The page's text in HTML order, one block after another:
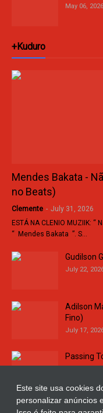
Este site usa cookies
personalizar anúncios
May 06, 2026
+Kuduro
Mendes Bakata -
no Beats)
Clemente - July 31, 2026
ESTÁ NA CLENIO MUZIIK:
“ Mendes Bakata ”. S…
Gudilson
July 22,
Adilson
Fino)
July 17,
Passing
Russo k -